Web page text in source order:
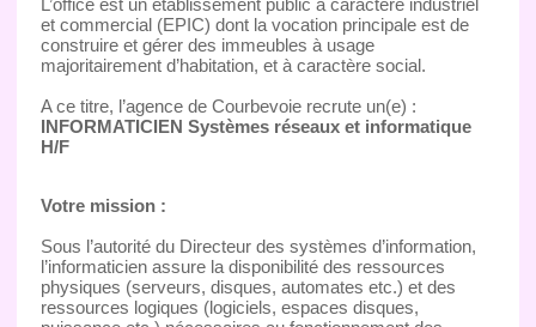
et commercial (EPIC) dont la vocation principale est de
construire et gérer des immeubles à usage
majoritairement d’habitation, et à caractère social.
A ce titre, l’agence de Courbevoie recrute un(e) :
INFORMATICIEN Systèmes réseaux et informatique
H/F
Votre mission :
Sous l’autorité du Directeur des systèmes d’information,
l’informaticien assure la disponibilité des ressources
physiques (serveurs, disques, automates etc.) et des
ressources logiques (logiciels, espaces disques,